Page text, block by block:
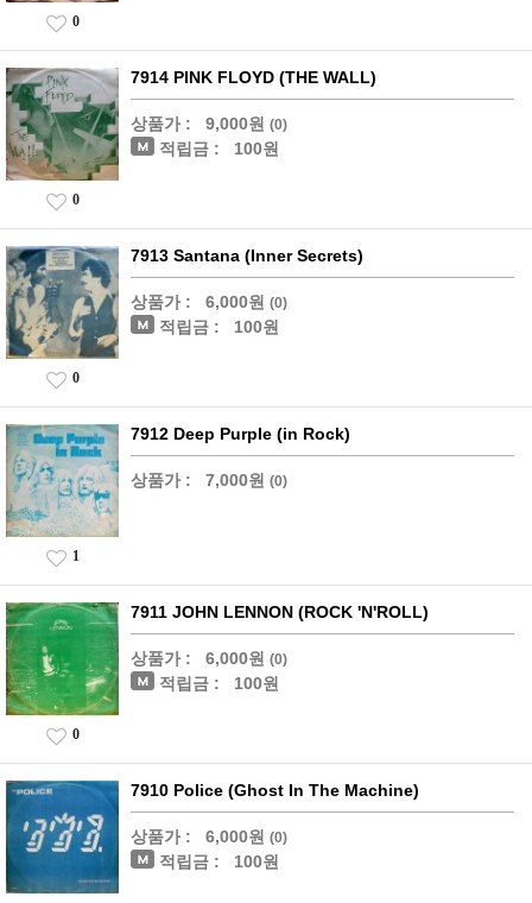
0
7914 PINK FLOYD (THE WALL)
상품가 : 9,000원 (0)
적립금 : 100원
0
7913 Santana (Inner Secrets)
상품가 : 6,000원 (0)
적립금 : 100원
0
7912 Deep Purple (in Rock)
상품가 : 7,000원 (0)
1
7911 JOHN LENNON (ROCK 'N'ROLL)
상품가 : 6,000원 (0)
적립금 : 100원
0
7910 Police (Ghost In The Machine)
상품가 : 6,000원 (0)
적립금 : 100원